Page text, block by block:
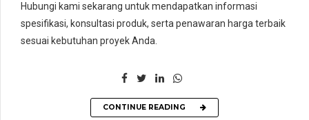
Hubungi kami sekarang untuk mendapatkan informasi
spesifikasi, konsultasi produk, serta penawaran harga terbaik
sesuai kebutuhan proyek Anda.
CONTINUE READING